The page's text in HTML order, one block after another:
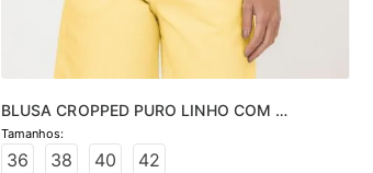
BLUSA CROPPED PURO LINHO COM
BORDADO
36 38 40
42